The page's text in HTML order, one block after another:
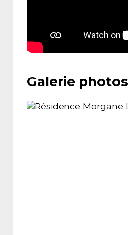
Newsletter
légalesGalerie photos